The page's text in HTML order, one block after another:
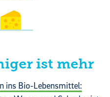
ist mehr
ins Bio-Lebensmittel: